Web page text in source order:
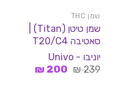
שמן THC
שמן טיטן (Titan) |
סאטיבה T20/C4
יוניבו - Univo
239
₪ המחיר
200
₪המחיר